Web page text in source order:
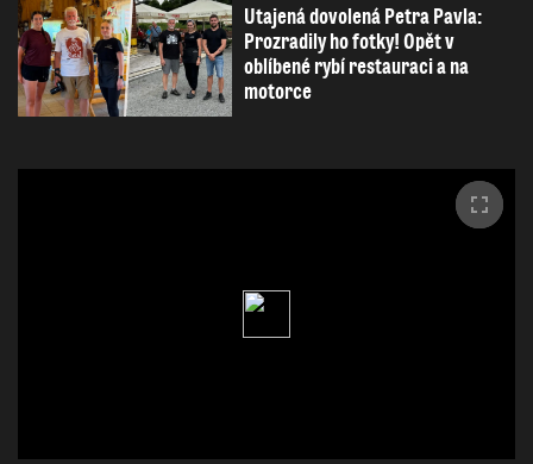
Utajená dovolená Petra Pavla:
Prozradily ho fotky! Opět v
oblíbené rybí restauraci a na
motorce